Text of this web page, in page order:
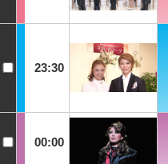
23:30
00:00